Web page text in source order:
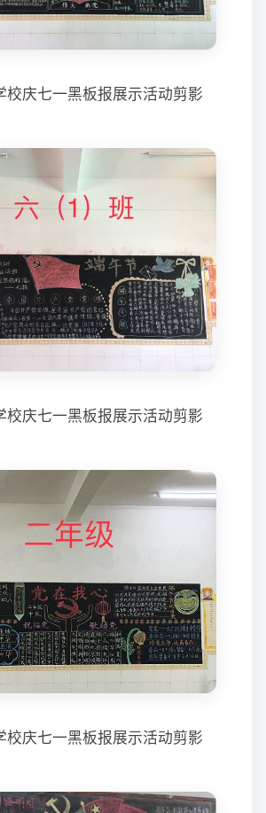
校庆七一黑板报展示活动剪影
校庆七一黑板报展示活动剪影
校庆七一黑板报展示活动剪影